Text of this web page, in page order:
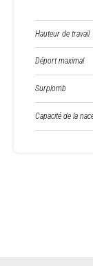
Hauteur de travail
Déport maximal
Surplomb
Capacité de la